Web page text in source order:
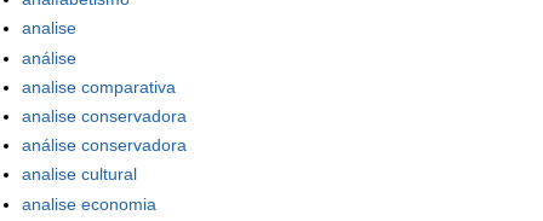
analise
análise
analise comparativa
analise conservadora
análise conservadora
analise cultural
analise economia